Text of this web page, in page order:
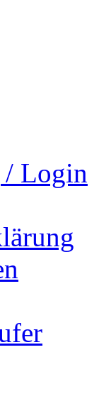
/ Login